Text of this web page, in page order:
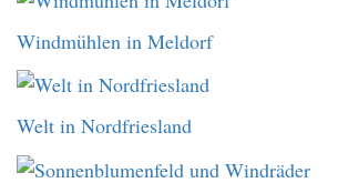
Windmühlen in Meldorf
Welt in Nordfriesland